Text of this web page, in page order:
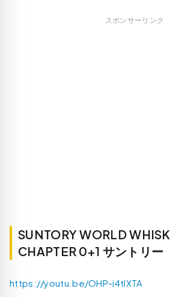
スポンサーリンク
SUNTORY WORLD
CHAPTER 0+1 サントリー
https://youtu.be/OHP-i4tIXTA